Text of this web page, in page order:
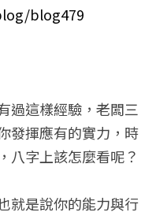
blog479
過這樣經驗，老闆三
發揮應有的實力，時
八字上該怎麼看呢？
就是說你的能力與行